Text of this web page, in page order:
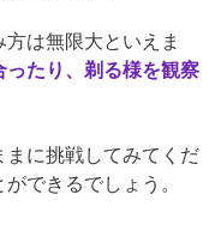
は無限大といえま
たり、剃る様を観察
に挑戦してみてくだ
できるでしょう。